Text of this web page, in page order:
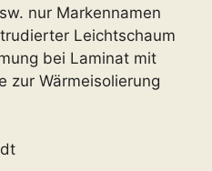
nur Markennamen
Leichtschaum
bei Laminat mit
zur Wärmeisolierung